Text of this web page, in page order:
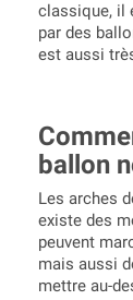
classique, il
par des
est aussi
ballon
Les arches
existe des
peuvent
mais aussi
mettre au-